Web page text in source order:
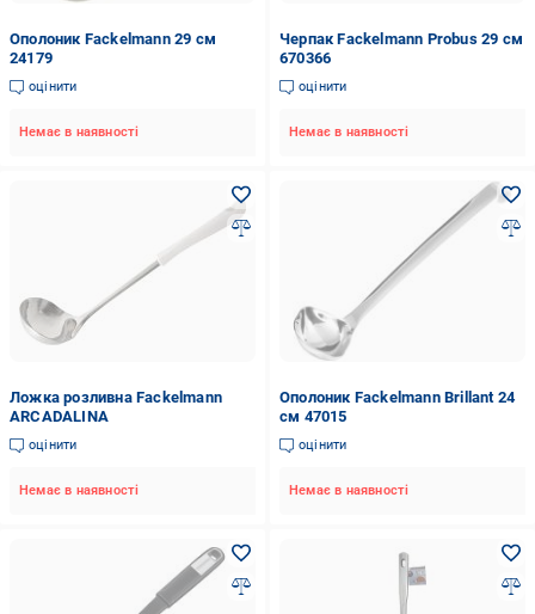
Ополоник Fackelmann 29 см
24179
оцінити
Немає в наявності
Черпак Fackelmann Probus 29 см
670366
оцінити
Немає в наявності
Ложка розливна Fackelmann
ARCADALINA
оцінити
Немає в наявності
Ополоник Fackelmann Brillant 24
см 47015
оцінити
Немає в наявності